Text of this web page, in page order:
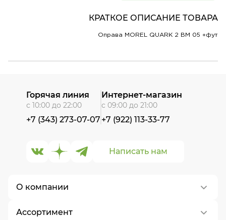
КРАТКОЕ ОПИСАНИЕ ТОВАРА
Оправа MOREL QUARK 2 BM 05 +фут
О компании
О нас
Ассортимент
Написать нам
Горячая линия
с 10:00 до 22:00
+7 (343) 273-07-07
Интернет-магазин
с 09:00 до 21:00
+7 (922) 113-33-77